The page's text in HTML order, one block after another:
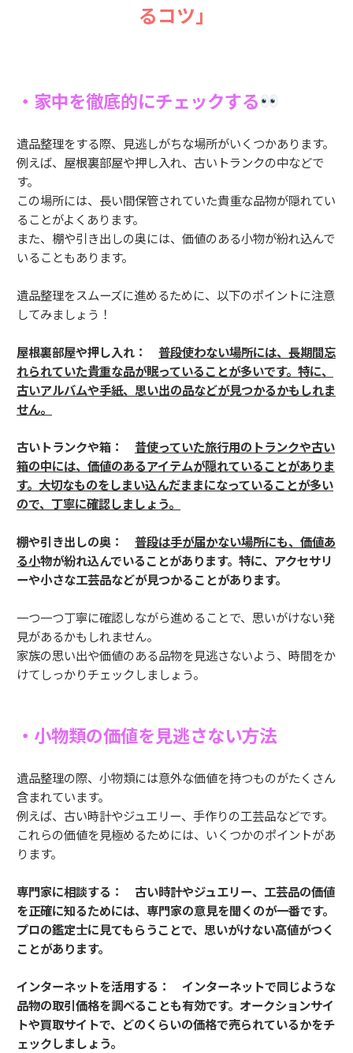
るコツ」
・家中を徹底的にチェックする
遺品整理をする際、見逃しがちな場所がいくつかあります。
例えば、屋根裏部屋や押し入れ、古いトランクの中などで
す。
この場所には、長い間保管されていた貴重な品物が隠れてい
ることがよくあります。
また、棚や引き出しの奥には、価値のある小物が紛れ込んで
いることもあります。
遺品整理をスムーズに進めるために、以下のポイントに注意
してみましょう！
屋根裏部屋や押し入れ： 普段使わない場所には、長期間忘
れられていた貴重な品が眠っていることが多いです。特に、
古いアルバムや手紙、思い出の品などが見つかるかもしれま
せん。
古いトランクや箱： 昔使っていた旅行用のトランクや古い
箱の中には、価値のあるアイテムが隠れていることがありま
す。大切なものをしまい込んだままになっていることが多い
ので、丁寧に確認しましょう。
棚や引き出しの奥： 普段は手が届かない場所にも、価値あ
る小物が紛れ込んでいることがあります。特に、アクセサリ
ーや小さな工芸品などが見つかることがあります。
一つ一つ丁寧に確認しながら進めることで、思いがけない発
見があるかもしれません。
家族の思い出や価値のある品物を見逃さないよう、時間をか
けてしっかりチェックしましょう。
・小物類の価値を見逃さない方法
遺品整理の際、小物類には意外な価値を持つものがたくさん
含まれています。
例えば、古い時計やジュエリー、手作りの工芸品などです。
これらの価値を見極めるためには、いくつかのポイントがあ
ります。
専門家に相談する： 古い時計やジュエリー、工芸品の価値
を正確に知るためには、専門家の意見を聞くのが一番です。
プロの鑑定士に見てもらうことで、思いがけない高値がつく
ことがあります。
インターネットを活用する： インターネットで同じような
品物の取引価格を調べることも有効です。オークションサイ
トや買取サイトで、どのくらいの価格で売られているかをチ
ェックしましょう。